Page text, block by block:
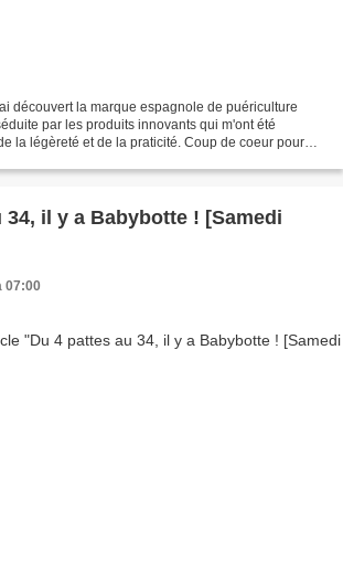
découvert la marque espagnole de puériculture
par les produits innovants qui m'ont été
la légèreté et de la praticité. Coup de coeur pour
34, il y a Babybotte ! [Samedi
07:00